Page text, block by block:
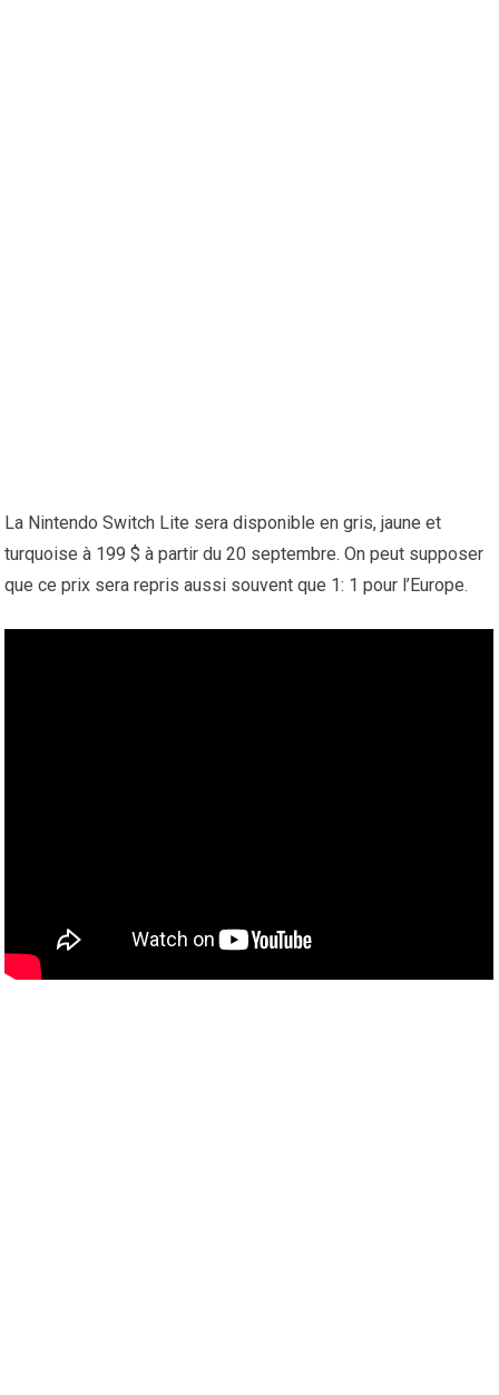
La Nintendo Switch Lite sera disponible en gris, jaune et
turquoise à 199 $ à partir du 20 septembre. On peut supposer
que ce prix sera repris aussi souvent que 1: 1 pour l’Europe.